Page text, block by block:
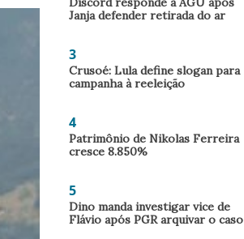
Janja defender retirada do ar
3
Crusoé: Lula define slogan para
campanha à reeleição
4
Patrimônio de Nikolas Ferreira
cresce 8.850%
5
Dino manda investigar vice de
Flávio após PGR arquivar o caso